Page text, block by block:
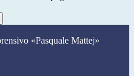
«Pasquale Mattej»